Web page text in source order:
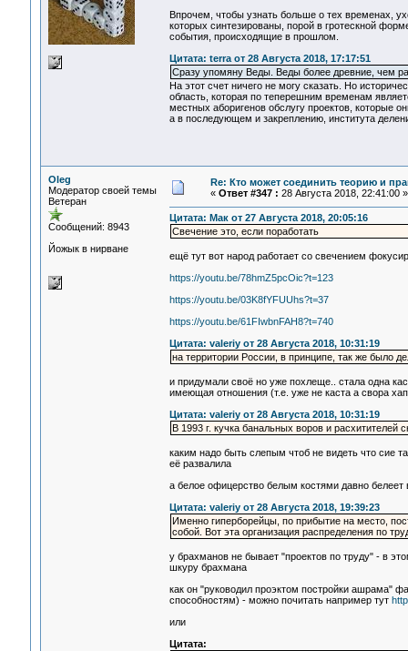
Впрочем, чтобы узнать больше о тех временах,
которых синтезированы, порой в гротескной
события, происходящие в прошлом.
Цитата: terra от 28 Августа 2018, 17:17:51
Сразу упомяну Веды. Веды более древние, чем
На этот счет ничего не могу сказать. Но
область, которая по теперешним временам
местных аборигенов обслугу проектов, которые
а в последующем и закреплению, института
Oleg
Модератор своей темы
Ветеран
Сообщений: 8943
Йожык в нирване
Re: Кто может соединить теорию и
« Ответ #347 : 28 Августа 2018, 22:41:00 »
Цитата: Мак от 27 Августа 2018, 20:05:16
Свечение это, если поработать
ещё тут вот народ работает со свечением
https://youtu.be/78hmZ5pcOic?t=123
https://youtu.be/03K8fYFUUhs?t=37
https://youtu.be/61FIwbnFAH8?t=740
Цитата: valeriy от 28 Августа 2018, 10:31:19
на территории России, в принципе, так же было
и придумали своё но уже похлеще.. стала одна
имеющая отношения (т.е. уже не каста а свора
Цитата: valeriy от 28 Августа 2018, 10:31:19
В 1993 г. кучка банальных воров и расхитителей
каким надо быть слепым чтоб не видеть что сие
её развалила
а белое офицерство белым костями давно
Цитата: valeriy от 28 Августа 2018, 19:39:23
Именно гиперборейцы, по прибытие на место,
собой. Вот эта организация распределения по
у брахманов не бывает "проектов по труду" - в
шкуру брахмана
как он "руководил проэктом постройки ашрама"
способностям) - можно почитать например тут
или
Цитата: